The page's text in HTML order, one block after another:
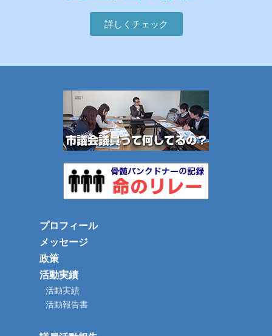
詳しくチェック
プロフィール
メッセージ
政策
活動実績
活動実績
活動報告書